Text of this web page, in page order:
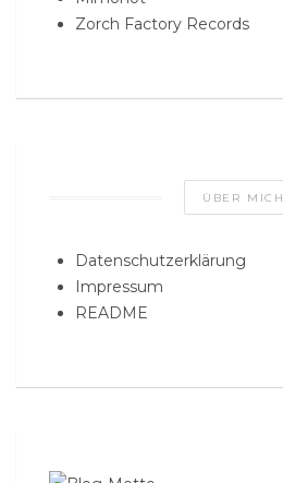
Zorch Factory Records
ÜBER MICH
Datenschutzerklärung
Impressum
README